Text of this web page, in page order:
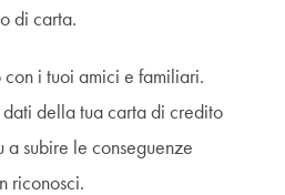
di carta.
i tuoi amici e familiari.
della tua carta di credito
subire le conseguenze
riconosci.